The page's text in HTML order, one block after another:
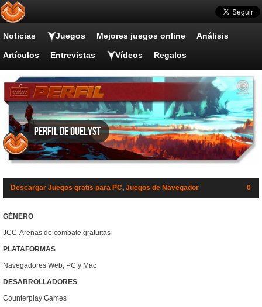
Noticias Juegos Mejores juegos online Análisis
Artículos Entrevistas Vídeos Regalos
Perfil de Duelyst
Descargar Juegos gratis para PC, Juegos de Navegador 0
GÉNERO
JCC-Arenas de combate gratuitas
PLATAFORMAS
Navegadores Web, PC y Mac
DESARROLLADORES
Counterplay Games